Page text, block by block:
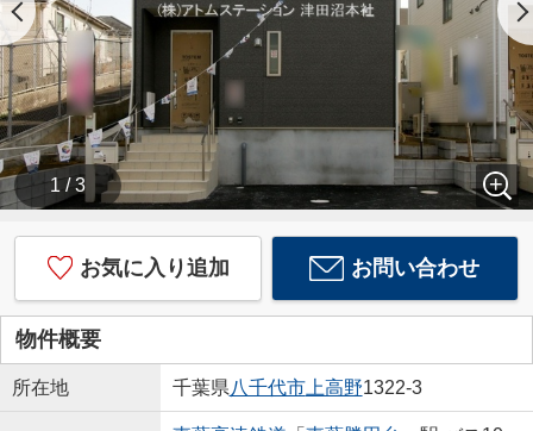
1 / 3
お気に入り追加 お問い合わせ
物件概要
所在地 千葉県八千代市上高野1322-3